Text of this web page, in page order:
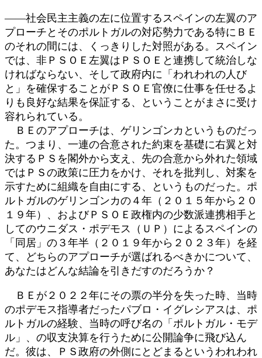
――社会民主主義の左に位置するスペインの左翼のア
プローチとそのポルトガルの対応勢力である特にＢＥ
のそれの間には、くっきりした対照がある。スペイン
では、非ＰＳＯＥ左翼はＰＳＯＥと連携して統治しな
ければならない、そして政府内に「われわれの人び
と」を確保することがＰＳＯＥ官僚に仕事を任せるよ
りも良好な結果を保証する、ということがまさに受け
容れられている。
ＢＥのアプローチは、ゲリンゴンカというものだっ
た。つまり、一連の合意された約束を基礎に右翼と対
決するＰＳを閣外から支え、先の合意から外れた領域
ではＰＳの政策に圧力をかけ、それを批判し、対案を
示すために組織を自由にする、というものだった。ポ
ルトガルのゲリンゴンカの４年（２０１５年から２０
１９年）、およびＰＳＯＥ政権内の少数派連携相手と
してのウニダス・ポデモス（ＵＰ）によるスペインの
「同居」の３年半（２０１９年から２０２３年）を経
て、どちらのアプローチが選ばれるべきかについて、
あなたはどんな結論を引きだすのだろうか？
ＢＥが２０２２年にその票の半分を失った時、当時
のポデモス指導者だったパブロ・イグレシアスは、ポ
ルトガルの経験、当時の呼び名の「ポルトガル・モデ
ル」、の収支決算を行うために公開論争に飛び込ん
だ。彼は、ＰＳ政府の外側にとどまるというわれわれ